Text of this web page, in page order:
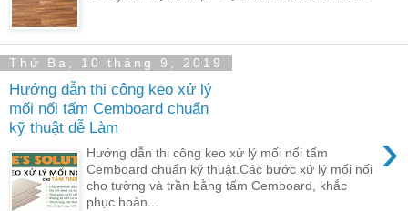
Thứ Ba, 10 tháng 9, 2019
Hướng dẫn thi công keo xử lý
mối nối tấm Cemboard chuẩn
kỹ thuật dễ Làm
›
Hướng dẫn thi công keo xử lý mối nối tấm
Cemboard chuẩn kỹ thuật.Các bước xử lý mối nối
cho tường và trần bằng tấm Cemboard, khắc
phục hoàn...